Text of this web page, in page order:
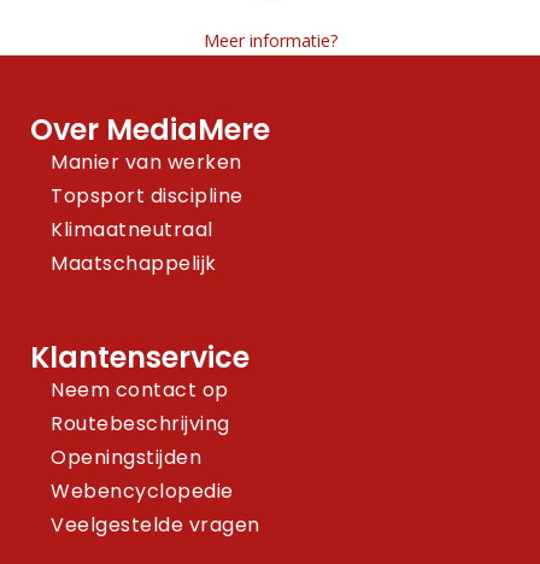
Meer informatie?
Over MediaMere
Manier van werken
Topsport discipline
Klimaatneutraal
Maatschappelijk
Klantenservice
Neem contact op
Routebeschrijving
Openingstijden
Webencyclopedie
Veelgestelde vragen